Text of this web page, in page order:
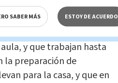
en Educación de la
con un
y que trabajan hasta
la preparación de
para la casa, y que en
SABER MÁS ESTOY DE ACUERDO